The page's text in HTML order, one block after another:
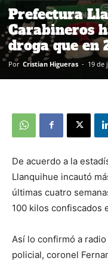
Prefectura
Carabineros
droga que en
Por Cristian Higueras - 19 de
De acuerdo a la
Llanquihue incautó
últimas cuatro
100 kilos confiscados
Así lo confirmó a
policial, coronel